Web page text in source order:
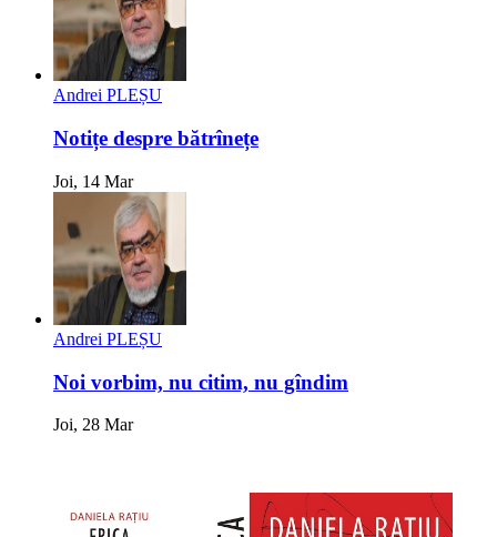
Andrei PLEȘU
Notițe despre bătrînețe
Joi, 14 Mar
Andrei PLEȘU
Noi vorbim, nu citim, nu gîndim
Joi, 28 Mar